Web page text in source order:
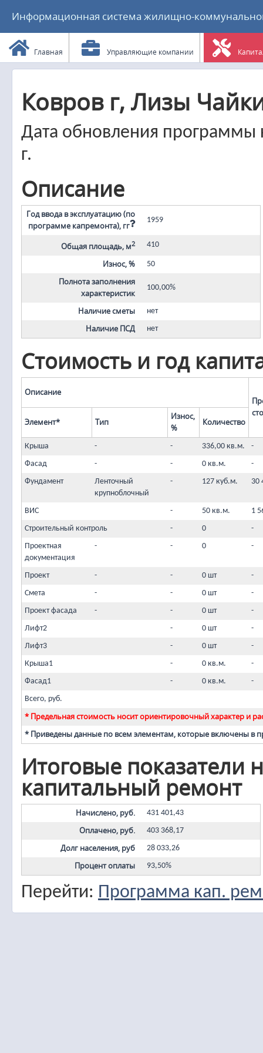
Информационная система жилищно-
Главная Управляющие компании
Ковров г, Лизы
Дата обновления программы
г.
Описание
Год ввода в эксплуатацию (по
программе капремонта), гг
1959
Общая площадь, м2 410
Износ, % 50
Полнота заполнения
характеристик
100,00%
Наличие сметы нет
Наличие ПСД нет
Стоимость и год
Описание
Элемент*
Тип
Износ,
%
Количество
Крыша - - 336,00 кв.м.
-
Фасад
- - 0 кв.м.
-
Фундамент
Ленточный
крупноблочный
- 127 куб.м. 30
ВИС - 50 кв.м.
1
Строительный контроль
- 0
-
Проектная
документация
- - 0 -
Проект - - 0 шт
-
Смета
- - 0 шт
-
Проект фасада
- - 0 шт
-
Лифт2
- 0 шт
-
Лифт3
- 0 шт
-
Крыша1
- 0 кв.м.
-
Фасад1
- 0 кв.м.
-
Всего, руб.
* Предельная стоимость носит ориентировочный характер и
* Приведены данные по всем элементам, которые включены в
Итоговые показатели
капитальный ремонт
Начислено, руб. 431 401,43
Оплачено, руб. 403 368,17
Долг населения, руб 28 033,26
Процент оплаты 93,50%
Перейти: Программа кап.